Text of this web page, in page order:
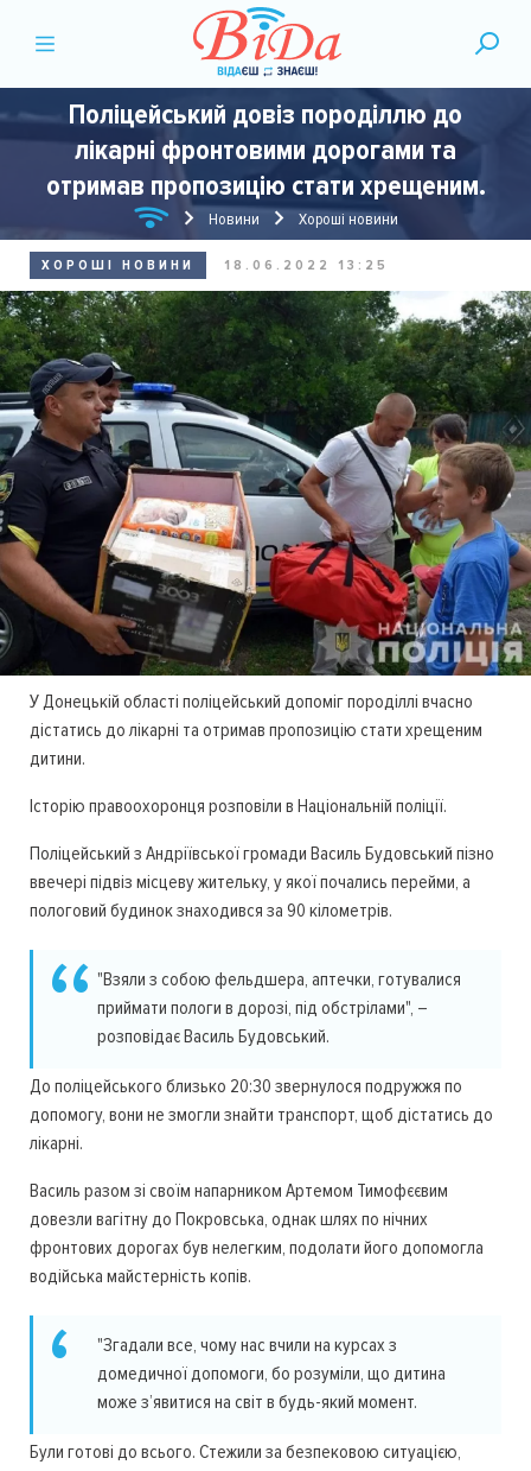
Поліцейський довіз породіллю до
лікарні фронтовими дорогами та
отримав пропозицію стати хрещеним.
Новини Хороші новини
ХОРОШІ НОВИНИ 18.06.2022 13:25
У Донецькій області поліцейський допоміг породіллі вчасно
дістaтись до лікарні та отримав пропозицію стати хрещеним
дитини.
Історію правоохоронця розповіли в Національній поліції.
Поліцейський з Андріївської громади Василь Будовський пізно
ввечері підвіз місцеву жительку, у якої почались перейми, а
пологовий будинок знаходився за 90 кілометрів.
"Взяли з собою фельдшера, аптечки, готувалися
приймати пологи в дорозі, під обстрілами", –
розповідає Василь Будовський.
До поліцейського близько 20:30 звернулося подружжя по
допомогу, вони не змогли знайти транспорт, щоб дістатись до
лікарні.
Василь разом зі своїм напарником Артемом Тимофєєвим
довезли вагітну до Покровська, однак шлях по нічних
фронтових дорогах був нелегким, подолати його допомогла
водійська майстерність копів.
"Згадали все, чому нас вчили на курсах з
домедичної допомоги, бо розуміли, що дитина
може з’явитися на світ в будь-який момент.
Були готові до всього. Стежили за безпековою ситуацією,